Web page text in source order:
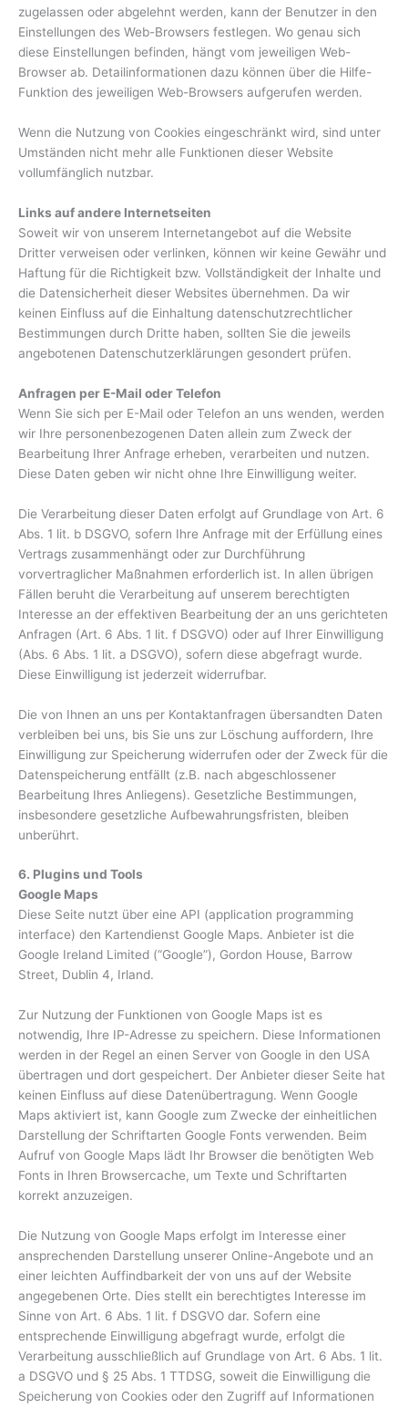
zugelassen oder abgelehnt werden, kann der Benutzer in den
Einstellungen des Web-Browsers festlegen. Wo genau sich
diese Einstellungen befinden, hängt vom jeweiligen Web-
Browser ab. Detailinformationen dazu können über die Hilfe-
Funktion des jeweiligen Web-Browsers aufgerufen werden.
Wenn die Nutzung von Cookies eingeschränkt wird, sind unter
Umständen nicht mehr alle Funktionen dieser Website
vollumfänglich nutzbar.
Links auf andere Internetseiten
Soweit wir von unserem Internetangebot auf die Website
Dritter verweisen oder verlinken, können wir keine Gewähr und
Haftung für die Richtigkeit bzw. Vollständigkeit der Inhalte und
die Datensicherheit dieser Websites übernehmen. Da wir
keinen Einfluss auf die Einhaltung datenschutzrechtlicher
Bestimmungen durch Dritte haben, sollten Sie die jeweils
angebotenen Datenschutzerklärungen gesondert prüfen.
Anfragen per E-Mail oder Telefon
Wenn Sie sich per E-Mail oder Telefon an uns wenden, werden
wir Ihre personenbezogenen Daten allein zum Zweck der
Bearbeitung Ihrer Anfrage erheben, verarbeiten und nutzen.
Diese Daten geben wir nicht ohne Ihre Einwilligung weiter.
Die Verarbeitung dieser Daten erfolgt auf Grundlage von Art. 6
Abs. 1 lit. b DSGVO, sofern Ihre Anfrage mit der Erfüllung eines
Vertrags zusammenhängt oder zur Durchführung
vorvertraglicher Maßnahmen erforderlich ist. In allen übrigen
Fällen beruht die Verarbeitung auf unserem berechtigten
Interesse an der effektiven Bearbeitung der an uns gerichteten
Anfragen (Art. 6 Abs. 1 lit. f DSGVO) oder auf Ihrer Einwilligung
(Abs. 6 Abs. 1 lit. a DSGVO), sofern diese abgefragt wurde.
Diese Einwilligung ist jederzeit widerrufbar.
Die von Ihnen an uns per Kontaktanfragen übersandten Daten
verbleiben bei uns, bis Sie uns zur Löschung auffordern, Ihre
Einwilligung zur Speicherung widerrufen oder der Zweck für die
Datenspeicherung entfällt (z.B. nach abgeschlossener
Bearbeitung Ihres Anliegens). Gesetzliche Bestimmungen,
insbesondere gesetzliche Aufbewahrungsfristen, bleiben
unberührt.
6. Plugins und Tools
Google Maps
Diese Seite nutzt über eine API (application programming
interface) den Kartendienst Google Maps. Anbieter ist die
Google Ireland Limited (“Google”), Gordon House, Barrow
Street, Dublin 4, Irland.
Zur Nutzung der Funktionen von Google Maps ist es
notwendig, Ihre IP-Adresse zu speichern. Diese Informationen
werden in der Regel an einen Server von Google in den USA
übertragen und dort gespeichert. Der Anbieter dieser Seite hat
keinen Einfluss auf diese Datenübertragung. Wenn Google
Maps aktiviert ist, kann Google zum Zwecke der einheitlichen
Darstellung der Schriftarten Google Fonts verwenden. Beim
Aufruf von Google Maps lädt Ihr Browser die benötigten Web
Fonts in Ihren Browsercache, um Texte und Schriftarten
korrekt anzuzeigen.
Die Nutzung von Google Maps erfolgt im Interesse einer
ansprechenden Darstellung unserer Online-Angebote und an
einer leichten Auffindbarkeit der von uns auf der Website
angegebenen Orte. Dies stellt ein berechtigtes Interesse im
Sinne von Art. 6 Abs. 1 lit. f DSGVO dar. Sofern eine
entsprechende Einwilligung abgefragt wurde, erfolgt die
Verarbeitung ausschließlich auf Grundlage von Art. 6 Abs. 1 lit.
a DSGVO und § 25 Abs. 1 TTDSG, soweit die Einwilligung die
Speicherung von Cookies oder den Zugriff auf Informationen